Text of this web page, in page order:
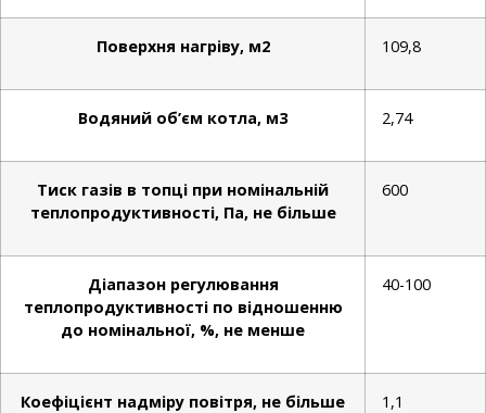
Поверхня нагріву, м2 109,8
Водяний об’єм котла, м3 2,74
Тиск газів в топці при номінальній
теплопродуктивності, Па, не більше
600
Діапазон регулювання
теплопродуктивності по відношенню
до номінальної, %, не менше
40-100
Коефіцієнт надміру повітря, не більше 1,1